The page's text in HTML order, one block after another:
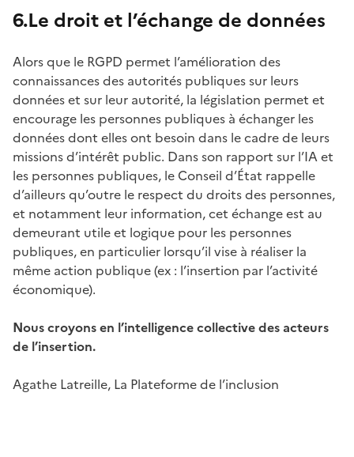
6.Le droit et l’échange de données
Alors que le RGPD permet l’amélioration des
connaissances des autorités publiques sur leurs
données et sur leur autorité, la législation permet et
encourage les personnes publiques à échanger les
données dont elles ont besoin dans le cadre de leurs
missions d’intérêt public. Dans son rapport sur l’IA et
les personnes publiques, le Conseil d’État rappelle
d’ailleurs qu’outre le respect du droits des personnes,
et notamment leur information, cet échange est au
demeurant utile et logique pour les personnes
publiques, en particulier lorsqu’il vise à réaliser la
même action publique (ex : l’insertion par l’activité
économique).
Nous croyons en l’intelligence collective des acteurs
de l’insertion.
Agathe Latreille, La Plateforme de l’inclusion